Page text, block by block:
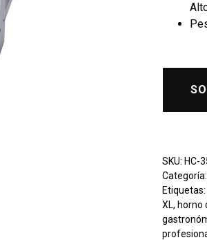
SKU: HC-
Categoría:
XL, horno